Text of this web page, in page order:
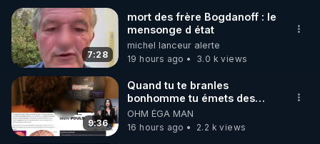
🌱 INSTAGRAM
https://www.instagram.com/rdlr_thierrycasasnovas/
http://rgnr.li/instagram
🌱 LA NEWSLETTER
Pour ne pas rater l’actualité RGNR (stages,
7:28
mort des frère Bogdanoff : le
mensonge d état
michel lanceur alerte
19 hours ago
3.0 k views
9:36
Quand tu te branles
bonhomme tu émets des
ondes ils ont juste omis de
t'expliquer
OHM ÉGA MAN
16 hours ago
2.2 k views